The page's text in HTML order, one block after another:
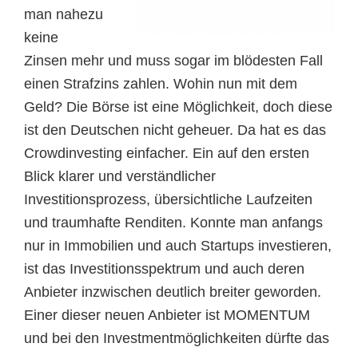
man nahezu
keine
Zinsen mehr und muss sogar im blödesten Fall
einen Strafzins zahlen. Wohin nun mit dem
Geld? Die Börse ist eine Möglichkeit, doch diese
ist den Deutschen nicht geheuer. Da hat es das
Crowdinvesting einfacher. Ein auf den ersten
Blick klarer und verständlicher
Investitionsprozess, übersichtliche Laufzeiten
und traumhafte Renditen. Konnte man anfangs
nur in Immobilien und auch Startups investieren,
ist das Investitionsspektrum und auch deren
Anbieter inzwischen deutlich breiter geworden.
Einer dieser neuen Anbieter ist MOMENTUM
und bei den Investmentmöglichkeiten dürfte das